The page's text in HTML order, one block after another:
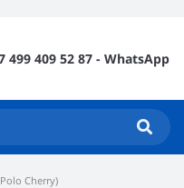
499 409 52 87 - WhatsApp
Cherry)